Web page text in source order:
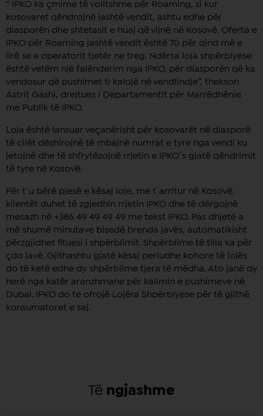
“ IPKO ka çmime të volitshme për Roaming, si kur
kosovaret qëndrojnë jashtë vendit, ashtu edhe për
diasporën dhe shtetasit e huaj që vijnë në Kosovë. Oferta e
IPKO për Roaming jashtë vendit është 70 për qind më e
lirë se e operatorit tjetër ne treg. Ndërsa loja shpërblyese
është vetëm një falënderim nga IPKO, për diasporën që ka
vendosur që pushimet ti kalojë në vendlindje”, thekson
Astrit Gashi, drejtues i Departamentit për Marrëdhënie
me Publik të IPKO.
Loja është lansuar veçanërisht për kosovarët në diasporë
të cilët dëshirojnë të mbajnë numrat e tyre nga vendi ku
jetojnë dhe të shfrytëzojnë rrjetin e IPKO`s gjatë qëndrimit
të tyre në Kosovë.
Për t`u bërë pjesë e kësaj loje, me t`arritur në Kosovë,
klientët duhet të zgjedhin rrjetin IPKO dhe të dërgojnë
mesazh në +386 49 49 49 49 me tekst IPKO. Pas dhjetë a
më shumë minutave bisedë brenda javës, automatikisht
përzgjidhet fituesi i shpërblimit. Shpërblime të tilla ka për
çdo javë. Gjithashtu gjatë kësaj periudhe kohore të lojës
do të ketë edhe dy shpërblime tjera të mëdha. Ato janë dy
herë nga katër aranzhmane për kalimin e pushimeve në
Dubai. IPKO do te ofrojë Lojëra Shpërblyese për të gjithë
konsumatoret e saj.
Të ngjashme